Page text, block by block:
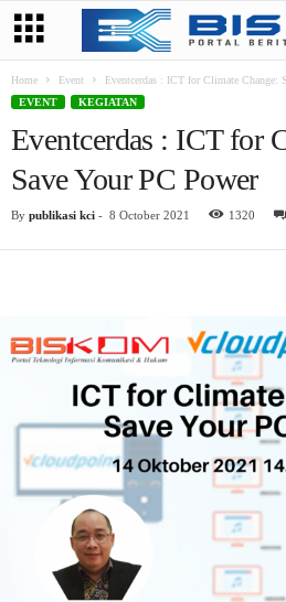
Home Event
Eventcerdas : ICT for Climate Change:
EVENT
KEGIATAN
Eventcerdas : ICT for
Save Your PC Power
By publikasi kci - 8 October 2021 1320